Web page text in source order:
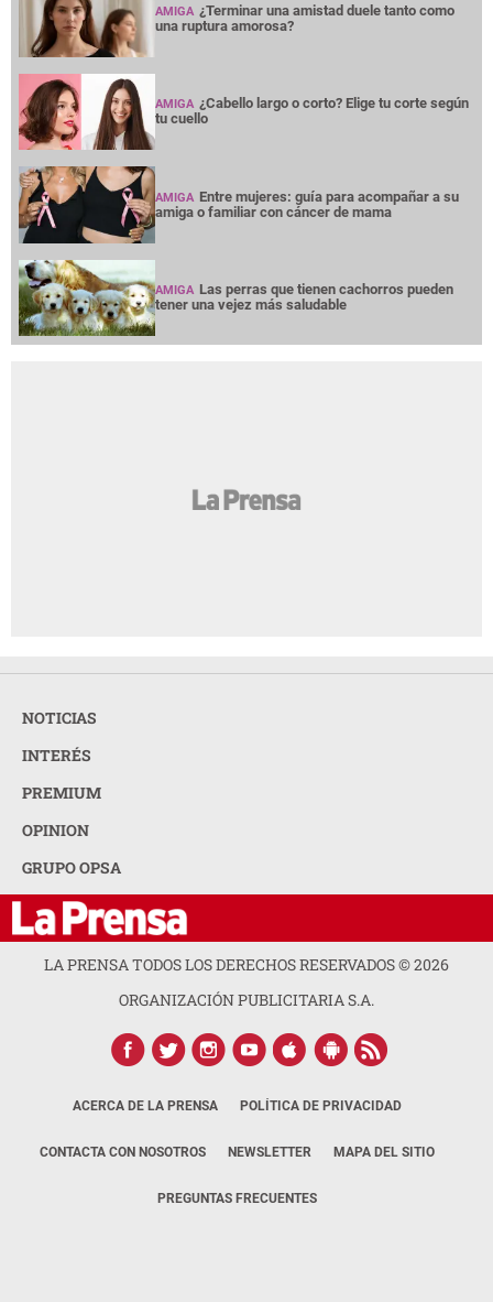
AMIGA ¿Terminar una amistad duele tanto como
una ruptura amorosa?
AMIGA ¿Cabello largo o corto? Elige tu corte según
tu cuello
AMIGA Entre mujeres: guía para acompañar a su
amiga o familiar con cáncer de mama
AMIGA Las perras que tienen cachorros pueden
tener una vejez más saludable
NOTICIAS
INTERÉS
PREMIUM
OPINION
GRUPO OPSA
LA PRENSA TODOS LOS DERECHOS RESERVADOS ©2026
ORGANIZACIÓN PUBLICITARIA S.A.
ACERCA DE LA PRENSA POLÍTICA DE PRIVACIDAD
CONTACTA CON NOSOTROS NEWSLETTER MAPA DEL SITIO
PREGUNTAS FRECUENTES